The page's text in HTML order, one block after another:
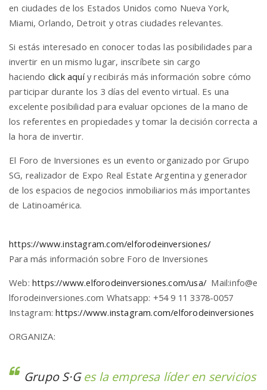
en ciudades de los Estados Unidos como Nueva York,
Miami, Orlando, Detroit y otras ciudades relevantes.
Si estás interesado en conocer todas las posibilidades para
invertir en un mismo lugar, inscríbete sin cargo
haciendo click aquíy recibirás más información sobre cómo
participar durante los 3 días del evento virtual. Es una
excelente posibilidad para evaluar opciones de la mano de
los referentes en propiedades y tomar la decisión correcta a
la hora de invertir.
El Foro de Inversiones es un evento organizado por Grupo
SG, realizador de Expo Real Estate Argentina y generador
de los espacios de negocios inmobiliarios más importantes
de Latinoamérica.
https://www.instagram.com/elforodeinversiones/
Para más información sobre Foro de Inversiones
Web: https://www.elforodeinversiones.com/usa/ Mail:info@e
lforodeinversiones.com Whatsapp: +54 9 11 3378-0057
Instagram:https://www.instagram.com/elforodeinversiones
ORGANIZA:
Grupo S·Ges la empresa líder en servicios